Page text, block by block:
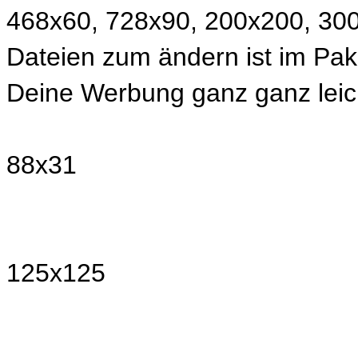
468x60, 728x90, 200x200,
Dateien zum ändern ist im
Deine Werbung ganz ganz
88x31
125x125